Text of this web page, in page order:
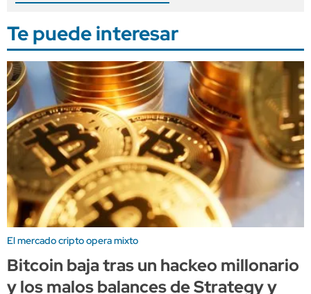
Te puede interesar
El mercado cripto opera mixto
Bitcoin baja tras un hackeo millonario
y los malos balances de Strategy y